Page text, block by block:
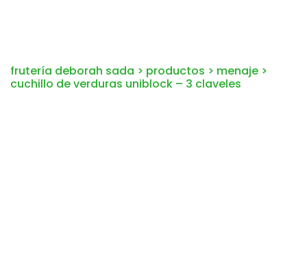
frutería deborah sada > productos > menaje >
cuchillo de verduras uniblock – 3 claveles